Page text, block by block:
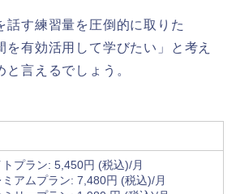
話す練習量を圧倒的に取りた
を有効活用して学びたい」と考え
言えるでしょう。
トプラン: 5,450円 (税込)/月
ミアムプラン: 7,480円 (税込)/月